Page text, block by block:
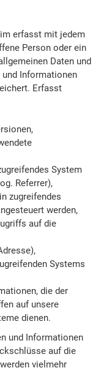
erfasst mit jedem
Person oder ein
Daten und
und Informationen
Erfasst
System
Referrer),
zugreifendes
werden,
auf die
Systems
die der
auf unsere
dienen.
und Informationen
auf die
vielmehr